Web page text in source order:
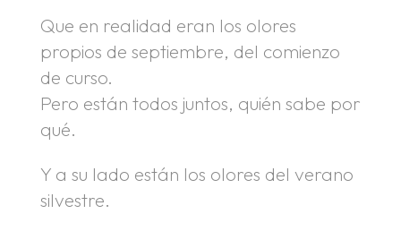
Que en realidad eran los olores
propios de septiembre, del comienzo
de curso.
Pero están todos juntos, quién sabe por
qué.
Y a su lado están los olores del verano
silvestre.